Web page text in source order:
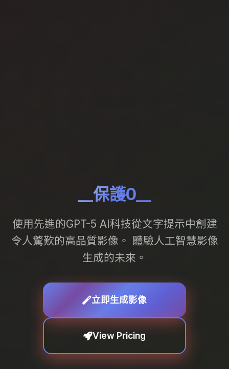
__保護0__
使用先進的GPT-5 AI科技從文字提示中創建
令人驚歎的高品質影像。 體驗人工智慧影像
生成的未來。
立即生成影像
View Pricing